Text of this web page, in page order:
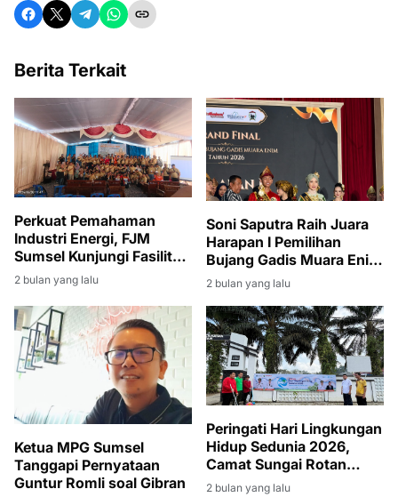
Berita Terkait
Perkuat Pemahaman
Industri Energi, FJM
Sumsel Kunjungi Fasilitas
Produksi Migas di Muara
2 bulan yang lalu
Soni Saputra Raih Juara
Harapan I Pemilihan
Bujang Gadis Muara Enim
2026
2 bulan yang lalu
Ketua MPG Sumsel
Tanggapi Pernyataan
Guntur Romli soal Gibran
Peringati Hari Lingkungan
Hidup Sedunia 2026,
Camat Sungai Rotan
Pimpin Giat Jumat Bersih
2 bulan yang lalu